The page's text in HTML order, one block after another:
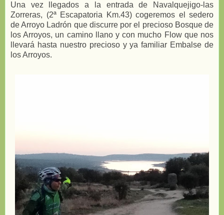
Una vez llegados a la entrada de Navalquejigo-las
Zorreras, (2ª Escapatoria Km.43) cogeremos el sedero
de Arroyo Ladrón que discurre por el precioso Bosque de
los Arroyos, un camino llano y con mucho Flow que nos
llevará hasta nuestro precioso y ya familiar Embalse de
los Arroyos.